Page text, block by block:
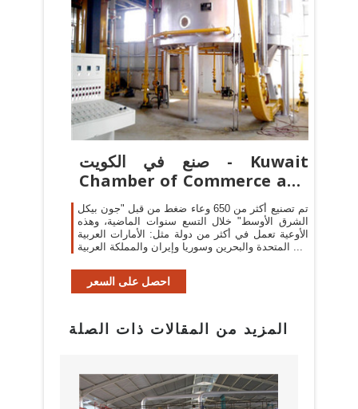
صنع في الكويت - Kuwait
Chamber of Commerce and
...
تم تصنيع أكثر من 650 وعاء ضغط من قبل "جون بيكل
الشرق الأوسط" خلال التسع سنوات الماضية، وهذه
الأوعية تعمل في أكثر من دولة مثل: الأمارات العربية
المتحدة والبحرين وسوريا وإيران والمملكة العربية ...
احصل على السعر
المزيد من المقالات ذات الصلة